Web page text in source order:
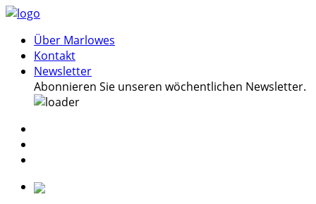
Über Marlowes
Kontakt
Newsletter
Abonnieren Sie unseren wöchentlichen Newsletter.